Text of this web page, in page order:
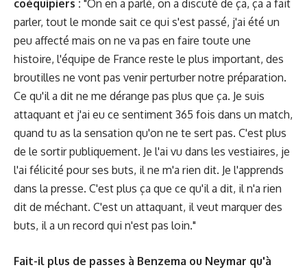
coéquipiers : "On en a parlé, on a discuté de ça, ça a fait
parler, tout le monde sait ce qui s'est passé, j'ai été un
peu affecté mais on ne va pas en faire toute une
histoire, l'équipe de France reste le plus important, des
broutilles ne vont pas venir perturber notre préparation.
Ce qu'il a dit ne me dérange pas plus que ça. Je suis
attaquant et j'ai eu ce sentiment 365 fois dans un match,
quand tu as la sensation qu'on ne te sert pas. C'est plus
de le sortir publiquement. Je l'ai vu dans les vestiaires, je
l'ai félicité pour ses buts, il ne m'a rien dit. Je l'apprends
dans la presse. C'est plus ça que ce qu'il a dit, il n'a rien
dit de méchant. C'est un attaquant, il veut marquer des
buts, il a un record qui n'est pas loin."
Fait-il plus de passes à Benzema ou Neymar qu'à